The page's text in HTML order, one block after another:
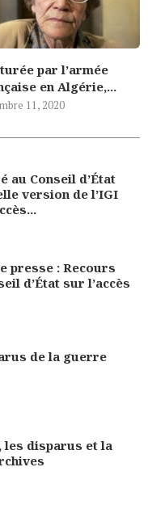
par l’armée
en Algérie,...
11, 2020
au Conseil d’État
version de l’IGI
presse : Recours
d’État sur l’accès
de la guerre
les disparus et la